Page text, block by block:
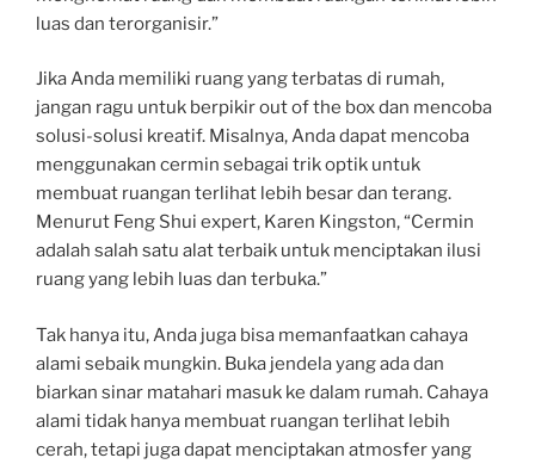
luas dan terorganisir.”
Jika Anda memiliki ruang yang terbatas di rumah,
jangan ragu untuk berpikir out of the box dan mencoba
solusi-solusi kreatif. Misalnya, Anda dapat mencoba
menggunakan cermin sebagai trik optik untuk
membuat ruangan terlihat lebih besar dan terang.
Menurut Feng Shui expert, Karen Kingston, “Cermin
adalah salah satu alat terbaik untuk menciptakan ilusi
ruang yang lebih luas dan terbuka.”
Tak hanya itu, Anda juga bisa memanfaatkan cahaya
alami sebaik mungkin. Buka jendela yang ada dan
biarkan sinar matahari masuk ke dalam rumah. Cahaya
alami tidak hanya membuat ruangan terlihat lebih
cerah, tetapi juga dapat menciptakan atmosfer yang